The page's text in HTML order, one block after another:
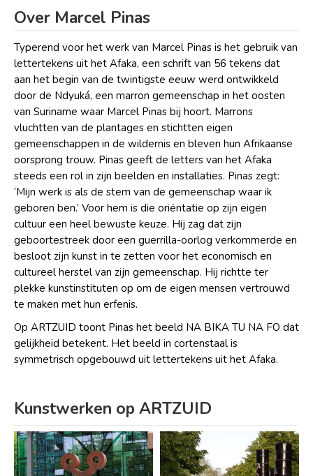
Over Marcel Pinas
Typerend voor het werk van Marcel Pinas is het gebruik van
lettertekens uit het Afaka, een schrift van 56 tekens dat
aan het begin van de twintigste eeuw werd ontwikkeld
door de Ndyuká, een marron gemeenschap in het oosten
van Suriname waar Marcel Pinas bij hoort. Marrons
vluchtten van de plantages en stichtten eigen
gemeenschappen in de wildernis en bleven hun Afrikaanse
oorsprong trouw. Pinas geeft de letters van het Afaka
steeds een rol in zijn beelden en installaties. Pinas zegt:
‘Mijn werk is als de stem van de gemeenschap waar ik
geboren ben.’ Voor hem is die oriëntatie op zijn eigen
cultuur een heel bewuste keuze. Hij zag dat zijn
geboortestreek door een guerrilla-oorlog verkommerde en
besloot zijn kunst in te zetten voor het economisch en
cultureel herstel van zijn gemeenschap. Hij richtte ter
plekke kunstinstituten op om de eigen mensen vertrouwd
te maken met hun erfenis.
Op ARTZUID toont Pinas het beeld NA BIKA TU NA FO dat
gelijkheid betekent. Het beeld in cortenstaal is
symmetrisch opgebouwd uit lettertekens uit het Afaka.
Kunstwerken op ARTZUID